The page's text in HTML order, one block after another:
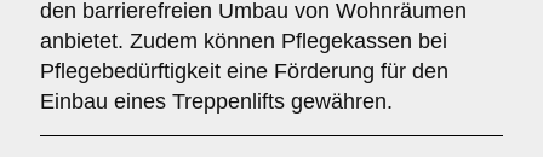
den barrierefreien Umbau von Wohnräumen
anbietet. Zudem können Pflegekassen bei
Pflegebedürftigkeit eine Förderung für den
Einbau eines Treppenlifts gewähren.